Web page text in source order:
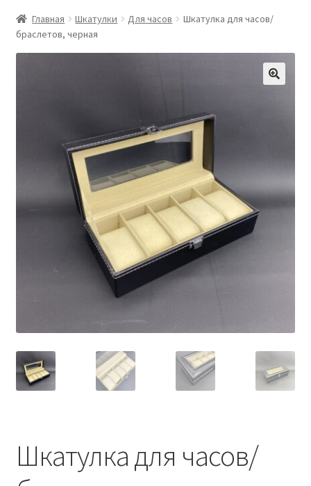
Главная Шкатулки Для часов
Шкатулка для часов/
браслетов, черная
Шкатулка для часов/